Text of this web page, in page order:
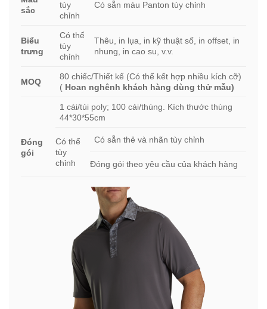
sắc
tùy
chỉnh
Có sẵn màu Panton tùy chỉnh
Biểu
trưng
Có thể
tùy
chỉnh
Thêu, in lụa, in kỹ thuật số, in offset, in
nhung, in cao su, v.v.
MOQ
80 chiếc/Thiết kế (Có thể kết hợp nhiều kích cỡ)
( Hoan nghênh khách hàng dùng thử mẫu)
Đóng
gói
1 cái/túi poly; 100 cái/thùng. Kích thước thùng
44*30*55cm
Có thể
tùy
chỉnh
Có sẵn thẻ và nhãn tùy chỉnh
Đóng gói theo yêu cầu của khách hàng